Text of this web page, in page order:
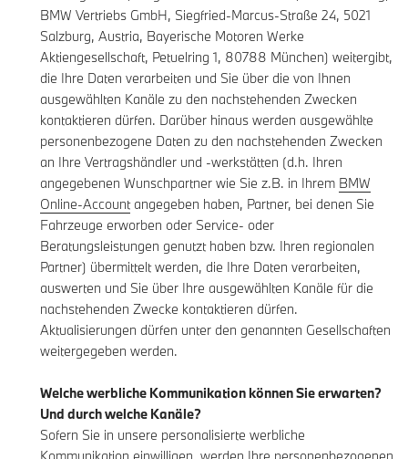
BMW Vertriebs GmbH, Siegfried-Marcus-Straße 24, 5021
Salzburg, Austria, Bayerische Motoren Werke
Aktiengesellschaft, Petuelring 1, 80788 München) weitergibt,
die Ihre Daten verarbeiten und Sie über die von Ihnen
ausgewählten Kanäle zu den nachstehenden Zwecken
kontaktieren dürfen. Darüber hinaus werden ausgewählte
personenbezogene Daten zu den nachstehenden Zwecken
an Ihre Vertragshändler und -werkstätten (d.h. Ihren
angegebenen Wunschpartner wie Sie z.B. in Ihrem BMW
Online-Accountangegeben haben, Partner, bei denen Sie
Fahrzeuge erworben oder Service- oder
Beratungsleistungen genutzt haben bzw. Ihren regionalen
Partner) übermittelt werden, die Ihre Daten verarbeiten,
auswerten und Sie über Ihre ausgewählten Kanäle für die
nachstehenden Zwecke kontaktieren dürfen.
Aktualisierungen dürfen unter den genannten Gesellschaften
weitergegeben werden.
Welche werbliche Kommunikation können Sie erwarten?
Und durch welche Kanäle?
Sofern Sie in unsere personalisierte werbliche